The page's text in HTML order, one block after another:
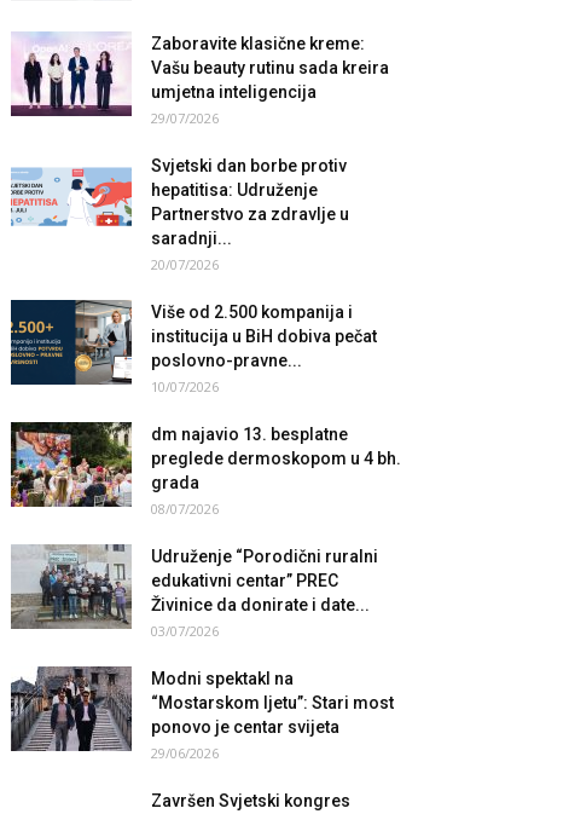
Zaboravite klasične kreme:
Vašu beauty rutinu sada kreira
umjetna inteligencija
29/07/2026
Svjetski dan borbe protiv
hepatitisa: Udruženje
Partnerstvo za zdravlje u
saradnji...
20/07/2026
Više od 2.500 kompanija i
institucija u BiH dobiva pečat
poslovno-pravne...
10/07/2026
dm najavio 13. besplatne
preglede dermoskopom u 4 bh.
grada
08/07/2026
Udruženje “Porodični ruralni
edukativni centar” PREC
Živinice da donirate i date...
03/07/2026
Modni spektakl na
“Mostarskom ljetu”: Stari most
ponovo je centar svijeta
29/06/2026
Završen Svjetski kongres